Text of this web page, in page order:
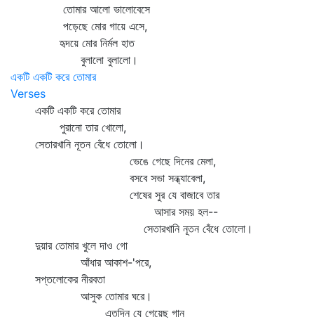
তোমার আলো ভালোবেসে
পড়েছে মোর গায়ে এসে,
হৃদয়ে মোর নির্মল হাত
বুলালো বুলালো।
একটি একটি করে তোমার
Verses
একটি একটি করে তোমার
পুরানো তার খোলো,
সেতারখানি নূতন বেঁধে তোলো।
ভেঙে গেছে দিনের মেলা,
বসবে সভা সন্ধ্যাবেলা,
শেষের সুর যে বাজাবে তার
আসার সময় হল--
সেতারখানি নূতন বেঁধে তোলো।
দুয়ার তোমার খুলে দাও গো
আঁধার আকাশ-'পরে,
সপ্তলোকের নীরবতা
আসুক তোমার ঘরে।
এতদিন যে গেয়েছ গান